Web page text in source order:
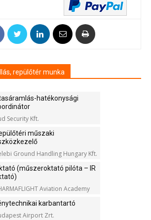
repülőtér munka
hatékonysági
Security Kft.
műszaki
Ground Handling Hungary Kft.
(műszeroktató pilóta – IR
Aviation Academy
karbantartó
Airport Zrt.